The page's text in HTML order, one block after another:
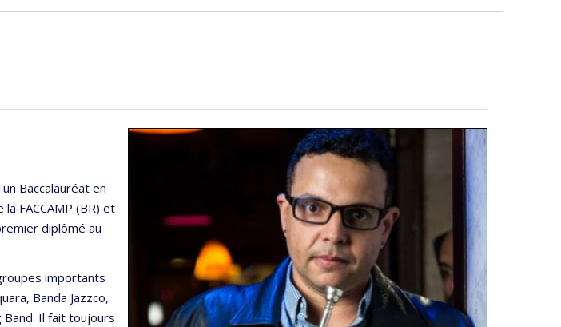
Baccalauréat en
FACCAMP (BR) et
diplômé au
importants
Banda Jazzco,
Band. Il fait toujours